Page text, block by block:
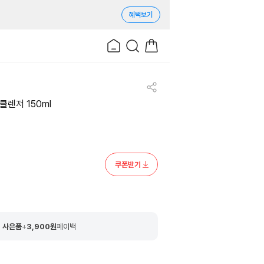
혜택보기
렌저 150ml
쿠폰받기
사은품+3,900원페이백